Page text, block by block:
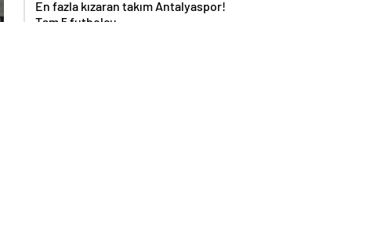
En fazla kızaran takım Antalyaspor!
Tam 5 futbolcu….